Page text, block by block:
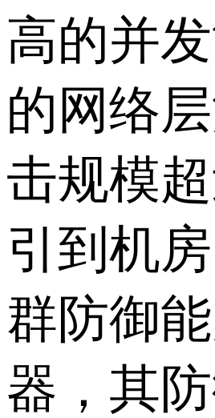
高的并
的网络
击规模
引到机
群防御
器，其